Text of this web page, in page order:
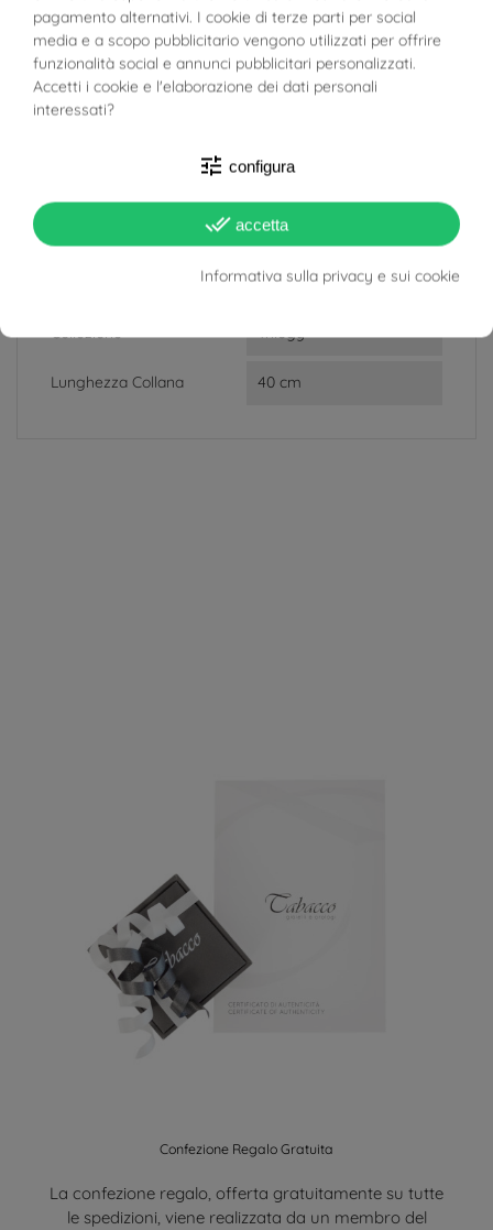
SCHEDA TECNICA
Peso 2.70g
Totale Carati
Ciondolo: 1.25cm
Ciondolo: 4.7mm
3 Acquamarine
Collezione Trilogy
Lunghezza Collana 40 cm
Confezione Regalo Gratuita
La confezione regalo, offerta gratuitamente su tutte
le spedizioni, viene realizzata da un membro del
pagamento alternativi. I cookie di terze parti per social
media e a scopo pubblicitario vengono utilizzati per offrire
funzionalità social e annunci pubblicitari personalizzati.
Accetti i cookie e l'elaborazione dei dati personali
interessati?
tune configura
done_all accetta
Informativa sulla privacy e sui cookie